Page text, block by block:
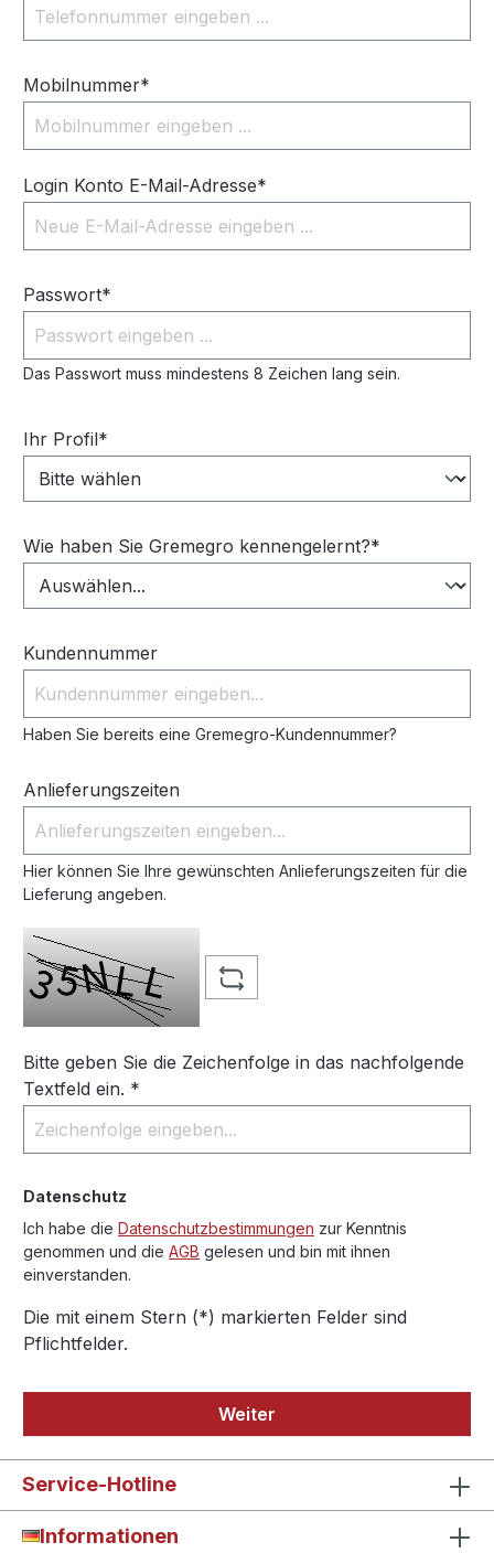
Mobilnummer*
Login Konto E-Mail-Adresse*
Passwort*
Das Passwort muss mindestens 8 Zeichen lang sein.
Ihr Profil*
Wie haben Sie Gremegro kennengelernt?*
Kundennummer
Haben Sie bereits eine Gremegro-Kundennummer?
Anlieferungszeiten
Hier können Sie Ihre gewünschten Anlieferungszeiten für die
Lieferung angeben.
Bitte geben Sie die Zeichenfolge in das nachfolgende
Textfeld ein. *
Datenschutz
Ich habe die Datenschutzbestimmungen zur Kenntnis
genommen und die AGB gelesen und bin mit ihnen
einverstanden.
Die mit einem Stern (*) markierten Felder sind
Pflichtfelder.
Weiter
Service-Hotline
Informationen